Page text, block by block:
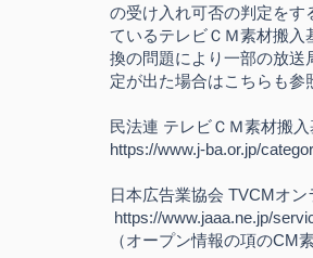
の受け入れ可否の判定をす
ているテレビＣＭ素材搬入
換の問題により一部の放送
定が出た場合はこちらも参
民法連 テレビＣＭ素材搬
https://www.j-ba.or.jp/
日本広告業協会 TVCMオン
https://www.jaaa.ne.jp/
（オープン情報の項のCM